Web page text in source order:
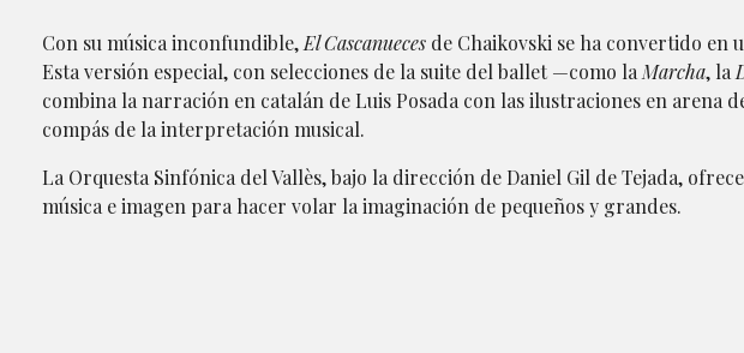
Con su música inconfundible, El Cascanueces de Chaikovski se ha convertido
Esta versión especial, con selecciones de la suite del ballet —como la Marcha, la
combina la narración en catalán de Luis Posada con las ilustraciones en arena
compás de la interpretación musical.
La Orquesta Sinfónica del Vallès, bajo la dirección de Daniel Gil de Tejada,
música e imagen para hacer volar la imaginación de pequeños y grandes.